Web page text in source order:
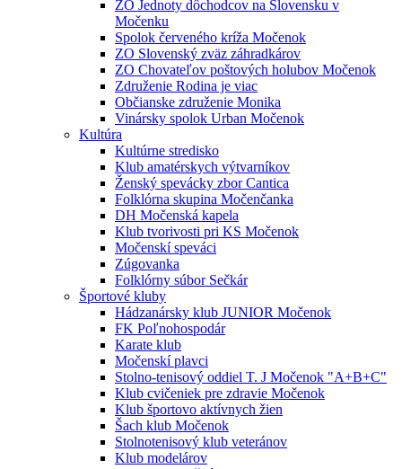
ZO Jednoty dôchodcov na Slovensku v
Močenku
Spolok červeného kríža Močenok
ZO Slovenský zväz záhradkárov
ZO Chovateľov poštových holubov Močenok
Združenie Rodina je viac
Občianske združenie Monika
Vinársky spolok Urban Močenok
Kultúra
Kultúrne stredisko
Klub amatérskych výtvarníkov
Ženský spevácky zbor Cantica
Folklórna skupina Močenčanka
DH Močenská kapela
Klub tvorivosti pri KS Močenok
Močenskí speváci
Zúgovanka
Folklórny súbor Sečkár
Športové kluby
Hádzanársky klub JUNIOR Močenok
FK Poľnohospodár
Karate klub
Močenskí plavci
Stolno-tenisový oddiel T. J Močenok "A+B+C"
Klub cvičeniek pre zdravie Močenok
Klub športovo aktívnych žien
Šach klub Močenok
Stolnotenisový klub veteránov
Klub modelárov